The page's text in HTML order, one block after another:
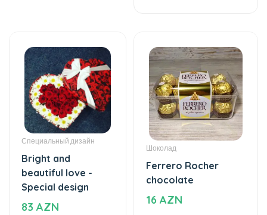
Специальный дизайн
Bright and
beautiful love -
Special design
83 AZN
Шоколад
Ferrero Rocher
chocolate
16 AZN